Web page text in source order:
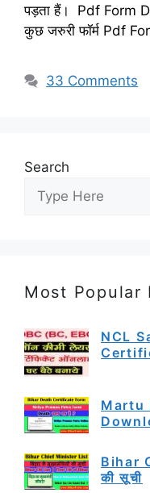
पड़ता हैं। Pdf Form
कुछ जरुरी फॉर्म Pdf
33 Comments
Search
Most Popular
NCL
Martu
Bihar
की सूची